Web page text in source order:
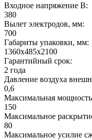
Входное напряжение В:
380
Вылет электродов, мм:
700
Габариты упаковки, мм:
1360х485х2100
Гарантийный срок:
2 года
Давление воздуха
0,6
Максимальная
150
Максимальное
80
Максимальное усилие